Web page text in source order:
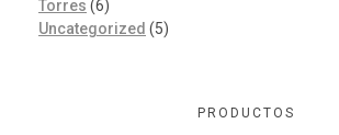
Torres (6)
Uncategorized (5)
PRODUCTOS